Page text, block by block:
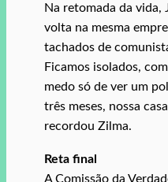
Na retomada da vida,
volta na mesma
tachados de
Ficamos isolados,
medo só de ver um
três meses, nossa
recordou Zilma.
Reta final
A Comissão da